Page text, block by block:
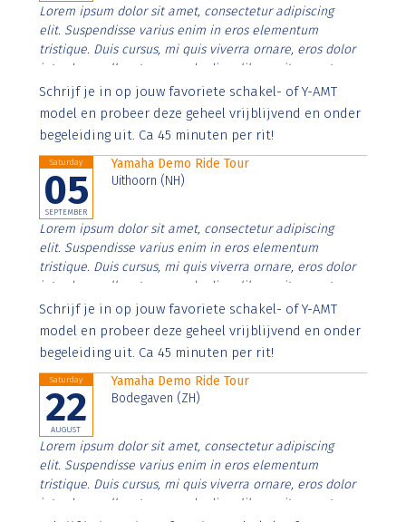
Lorem ipsum dolor sit amet, consectetur adipiscing
elit. Suspendisse varius enim in eros elementum
tristique. Duis cursus, mi quis viverra ornare, eros dolor
interdum nulla, ut commodo diam libero vitae erat.
Aenean faucibus nibh et justo cursus id rutrum lorem
imperdiet. Nunc ut sem vitae risus tristique posuere.
Schrijf je in op jouw favoriete schakel- of Y-AMT
model en probeer deze geheel vrijblijvend en onder
begeleiding uit. Ca 45 minuten per rit!
Saturday
05
SEPTEMBER
Yamaha Demo Ride Tour
Uithoorn (NH)
Lorem ipsum dolor sit amet, consectetur adipiscing
elit. Suspendisse varius enim in eros elementum
tristique. Duis cursus, mi quis viverra ornare, eros dolor
interdum nulla, ut commodo diam libero vitae erat.
Aenean faucibus nibh et justo cursus id rutrum lorem
imperdiet. Nunc ut sem vitae risus tristique posuere.
Schrijf je in op jouw favoriete schakel- of Y-AMT
model en probeer deze geheel vrijblijvend en onder
begeleiding uit. Ca 45 minuten per rit!
Saturday
22
AUGUST
Yamaha Demo Ride Tour
Bodegaven (ZH)
Lorem ipsum dolor sit amet, consectetur adipiscing
elit. Suspendisse varius enim in eros elementum
tristique. Duis cursus, mi quis viverra ornare, eros dolor
interdum nulla, ut commodo diam libero vitae erat.